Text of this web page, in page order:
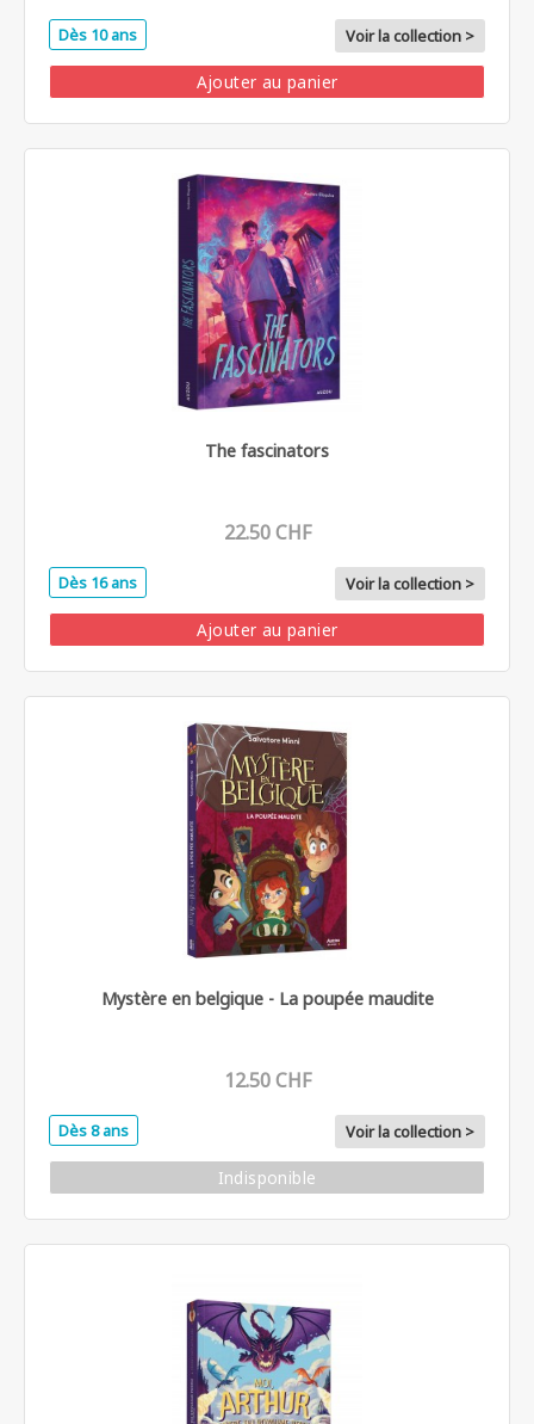
Dès 10 ans Voir la collection >
Ajouter au panier
The fascinators
22.50 CHF
Dès 16 ans Voir la collection >
Ajouter au panier
Mystère en belgique - La poupée maudite
12.50 CHF
Dès 8 ans Voir la collection >
Indisponible